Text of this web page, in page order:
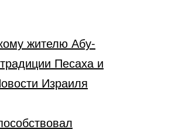
жителю Абу-
Песаха и
Израиля